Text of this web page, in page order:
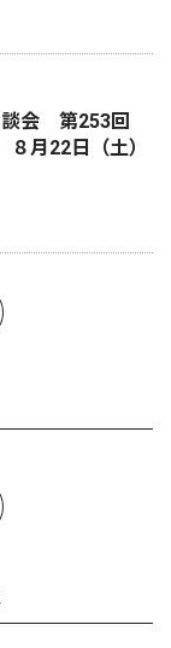
談会 第253回
月22日（土）